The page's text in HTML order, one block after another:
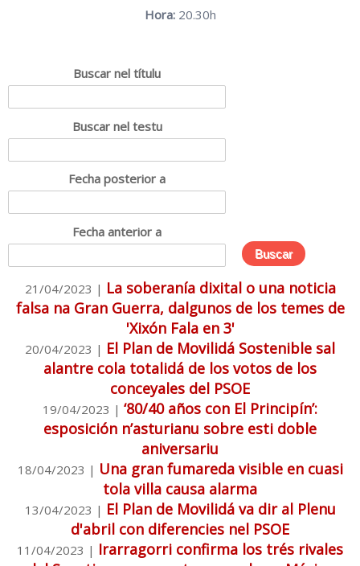
Hora:20.30h
Buscar nel títulu
Buscar nel testu
Fecha posterior a
Fecha anterior a
21/04/2023 | La soberanía dixital o una noticia
falsa na Gran Guerra, dalgunos de los temes de
'Xixón Fala en 3'
20/04/2023 | El Plan de Movilidá Sostenible sal
alantre cola totalidá de los votos de los
conceyales del PSOE
19/04/2023 | ‘80/40 años con El Principín’:
esposición n’asturianu sobre esti doble
aniversariu
18/04/2023 | Una gran fumareda visible en cuasi
tola villa causa alarma
13/04/2023 | El Plan de Movilidá va dir al Plenu
d'abril con diferencies nel PSOE
11/04/2023 | Irarragorri confirma los trés rivales